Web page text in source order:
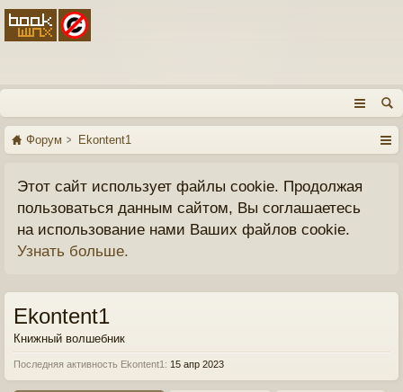
Форум Ekontent1
Этот сайт использует файлы cookie. Продолжая
пользоваться данным сайтом, Вы соглашаетесь
на использование нами Ваших файлов cookie.
Узнать больше.
Ekontent1
Книжный волшебник
Последняя активность Ekontent1: 15 апр 2023